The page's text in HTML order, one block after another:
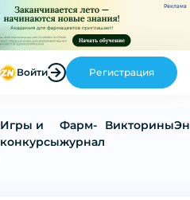
Реклама
Войти Регистрация
Игры и
конкурсы
Фарм-
журнал
Викторины